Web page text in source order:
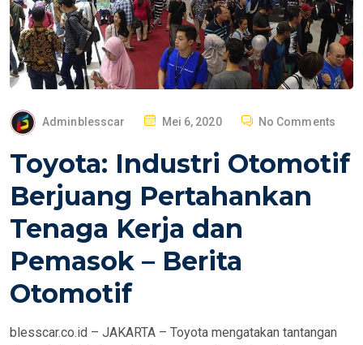
Adminblesscar
P
S
E
D
O
Mei 6, 2020 No Comments
Toyota: Industri Otomotif
Berjuang Pertahankan
Tenaga Kerja dan
Pemasok – Berita
Otomotif
blesscar.co.id – JAKARTA – Toyota mengatakan tantangan